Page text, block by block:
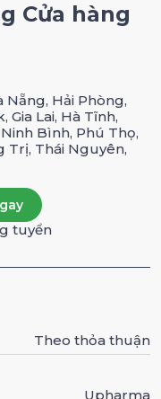
Cửa hàng
Nẵng, Hải Phòng,
Gia Lai, Hà Tĩnh,
Bình, Phú Thọ,
Trị, Thái Nguyên,
tuyển
Theo thỏa thuận
Upharma